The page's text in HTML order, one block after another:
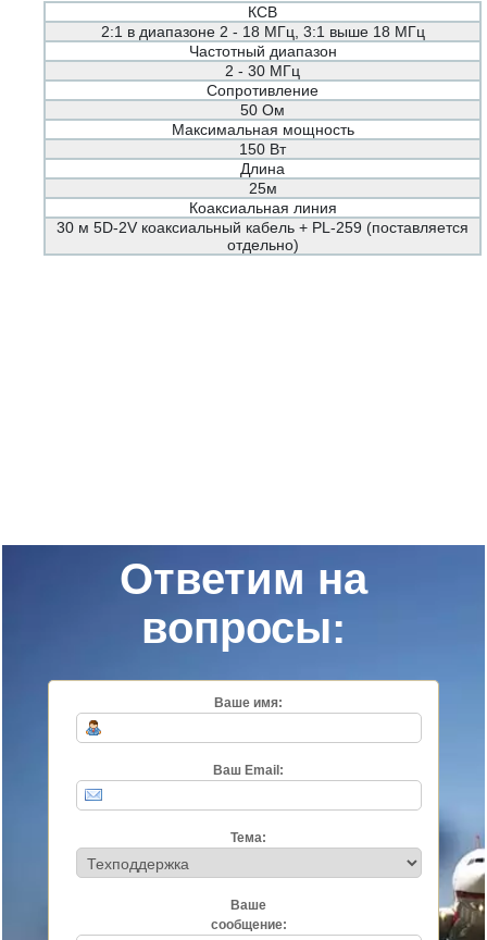
КСВ
2:1 в диапазоне 2 - 18 МГц, 3:1 выше 18 МГц
Частотный диапазон
2 - 30 МГц
Сопротивление
50 Ом
Максимальная мощность
150 Вт
Длина
25м
Коаксиальная линия
30 м 5D-2V коаксиальный кабель + PL-259 (поставляется
отдельно)
Ответим на
вопросы:
Ваше имя:
Ваш Email:
Тема:
Ваше
сообщение: